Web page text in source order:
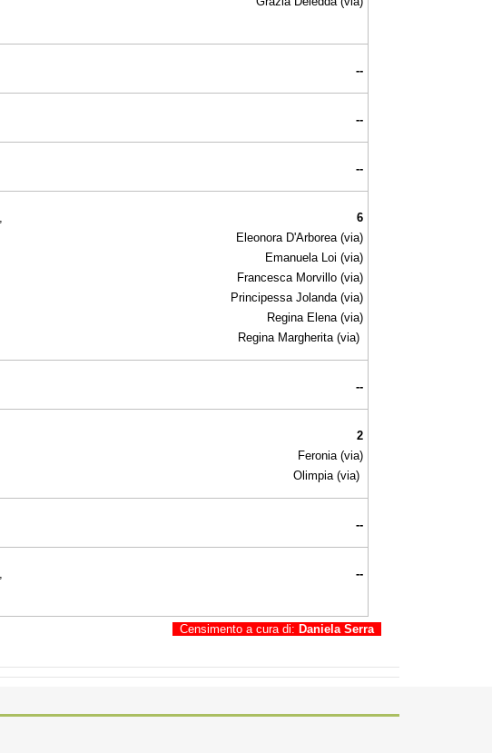
--
--
--
6
Eleonora D'Arborea (via)
Emanuela Loi (via)
Francesca Morvillo (via)
Principessa Jolanda (via)
Regina Elena (via)
Regina Margherita (via)
--
2
Feronia (via)
Olimpia (via)
--
--
Censimento a cura di: Daniela Serra